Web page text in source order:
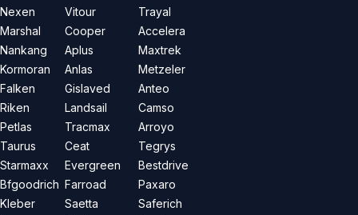
Nexen
Marshal
Nankang
Kormoran
Falken
Riken
Petlas
Taurus
Starmaxx
Bfgoodrich
Kleber
Vitour
Cooper
Aplus
Anlas
Gislaved
Landsail
Tracmax
Ceat
Evergreen
Farroad
Saetta
Trayal
Accelera
Maxtrek
Metzeler
Anteo
Camso
Arroyo
Tegrys
Bestdrive
Paxaro
Saferich